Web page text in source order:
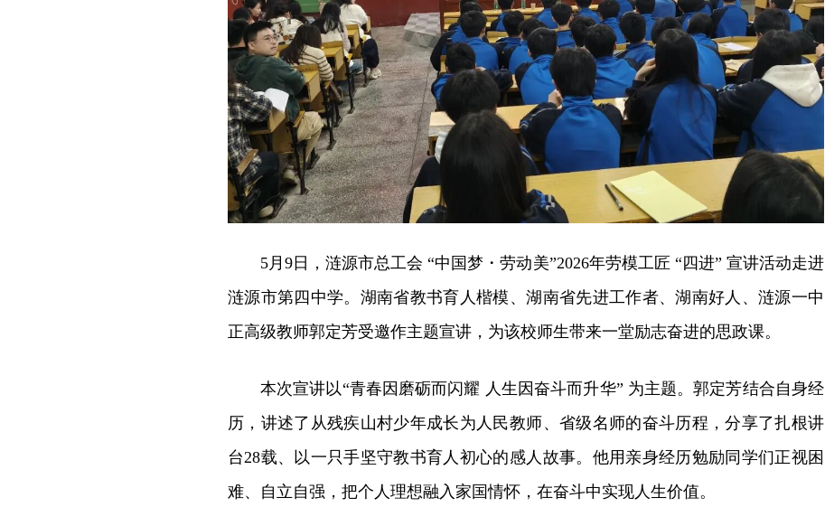
5月9日，涟源市总工会 “中国梦・劳动美”2026年劳模工匠 “四进” 宣讲活动走进
涟源市第四中学。湖南省教书育人楷模、湖南省先进工作者、湖南好人、涟源一中
正高级教师郭定芳受邀作主题宣讲，为该校师生带来一堂励志奋进的思政课。
本次宣讲以“青春因磨砺而闪耀 人生因奋斗而升华” 为主题。郭定芳结合自身经
历，讲述了从残疾山村少年成长为人民教师、省级名师的奋斗历程，分享了扎根讲
台28载、以一只手坚守教书育人初心的感人故事。他用亲身经历勉励同学们正视困
难、自立自强，把个人理想融入家国情怀，在奋斗中实现人生价值。